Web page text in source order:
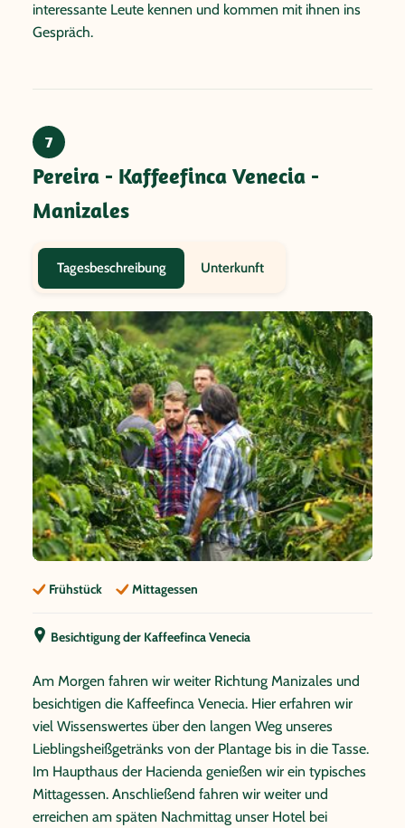
interessante Leute kennen und kommen mit ihnen ins
Gespräch.
7
Pereira - Kaffeefinca Venecia -
Manizales
Tagesbeschreibung Unterkunft
Frühstück Mittagessen
Besichtigung der Kaffeefinca Venecia
Am Morgen fahren wir weiter Richtung Manizales und
besichtigen die Kaffeefinca Venecia. Hier erfahren wir
viel Wissenswertes über den langen Weg unseres
Lieblingsheißgetränks von der Plantage bis in die Tasse.
Im Haupthaus der Hacienda genießen wir ein typisches
Mittagessen. Anschließend fahren wir weiter und
erreichen am späten Nachmittag unser Hotel bei